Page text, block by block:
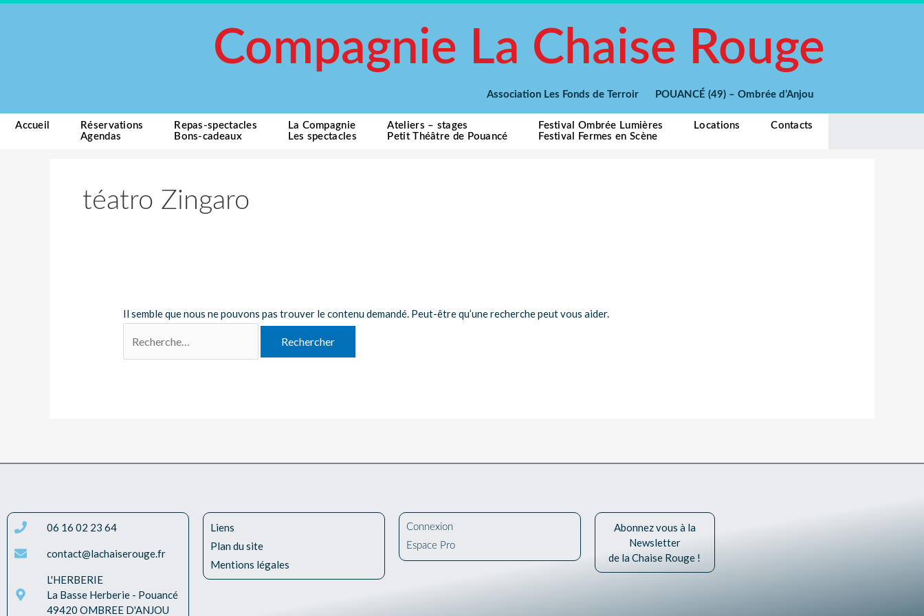
Compagnie La Chaise Rouge
Association Les Fonds de Terroir POUANCÉ (49) – Ombrée d’Anjou
Accueil
Réservations
Agendas
Repas-spectacles
Bons-cadeaux
La Compagnie
Les spectacles
Ateliers – stages
Petit Théâtre de Pouancé
Festival Ombrée Lumières
Festival Fermes en Scène
Locations Contacts
téatro Zingaro
Il semble que nous ne pouvons pas trouver le contenu demandé. Peut-être qu’une recherche peut vous aider.
06 16 02 23 64
contact@lachaiserouge.fr
L'HERBERIE
La Basse Herberie - Pouancé
49420 OMBREE D'ANJOU
Liens
Plan du site
Mentions légales
Connexion
Espace Pro
Abonnez vous à la
Newsletter
de la Chaise Rouge !